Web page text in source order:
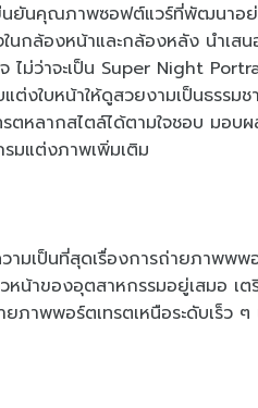
ยันคุณภาพซอฟต์แวร์ที่พัฒนาอ
ในกล้องหน้าและกล้องหลัง นำเ
จ ไม่ว่าจะเป็น Super Night
งใบหน้าให้ดูสวยงามเป็นธรรม
ตหลากสไตล์ได้ตามใจชอบ มอบ
มแต่งภาพเพิ่มเติม
มเป็นที่สุดเรื่องการถ่ายภาพพพ
น้าของอุตสาหกรรมอยู่เสมอ เต
ภาพพอร์ตเทรตเหนือระดับเร็ว ๆ